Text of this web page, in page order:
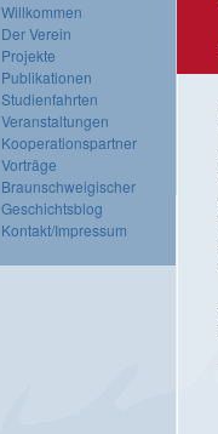
Willkommen
Der Verein
Projekte
Publikationen
Studienfahrten
Veranstaltungen
Kooperationspartner
Vorträge
Braunschweigischer
Geschichtsblog
Kontakt/Impressum